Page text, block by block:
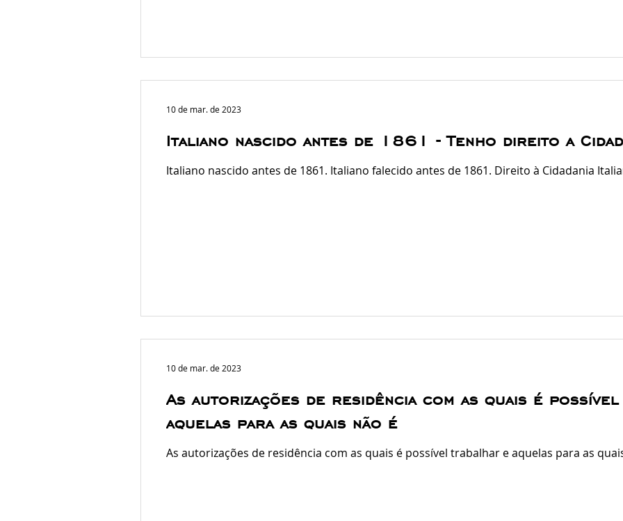
Italiano nascido antes de 1861 - Tenho direito a
Italiano nascido antes de 1861. Italiano falecido antes de 1861. Direito à Cidadania
10 de mar. de 2023
As autorizações de residência com as quais é
aquelas para as quais não é
As autorizações de residência com as quais é possível trabalhar e aquelas para as
10 de mar. de 2023